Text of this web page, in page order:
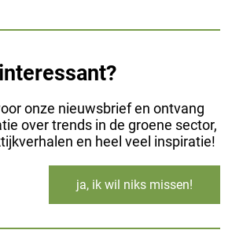
onze nieuwsbrief en ontvang
over trends in de groene sector,
en heel veel inspiratie!
ja, ik wil niks missen!